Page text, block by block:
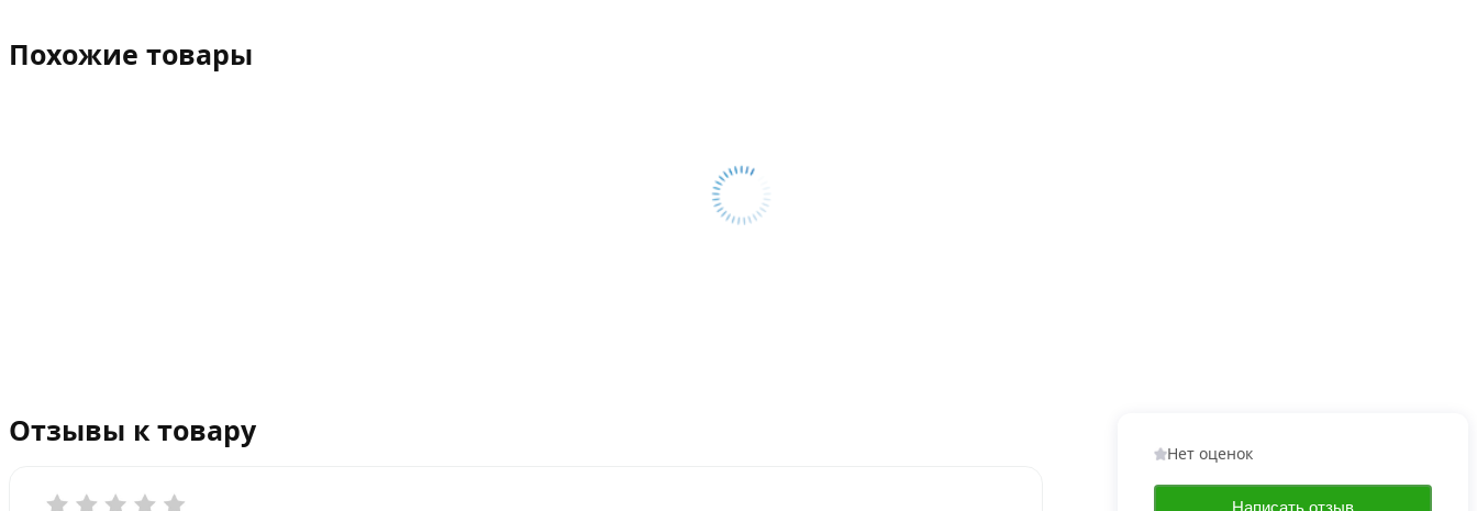
Похожие товары
Отзывы к товару
Нет оценок